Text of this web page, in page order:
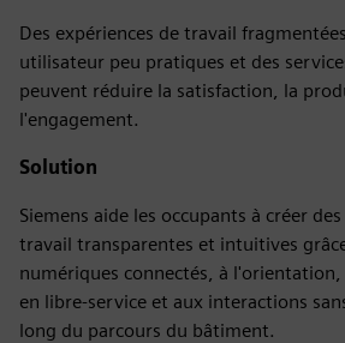
Des expériences de travail
utilisateur peu pratiques et des
peuvent réduire la satisfaction, la
l'engagement.
Solution
Siemens aide les occupants à créer
travail transparentes et intuitives
numériques connectés, à
en libre-service et aux interactions
long du parcours du bâtiment.